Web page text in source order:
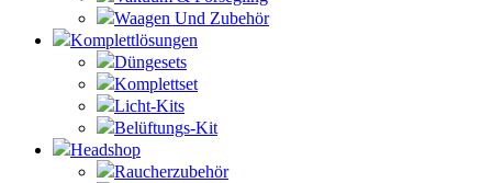
Waagen Und Zubehör
Komplettlösungen
Düngesets
Komplettset
Licht-Kits
Belüftungs-Kit
Headshop
Raucherzubehör